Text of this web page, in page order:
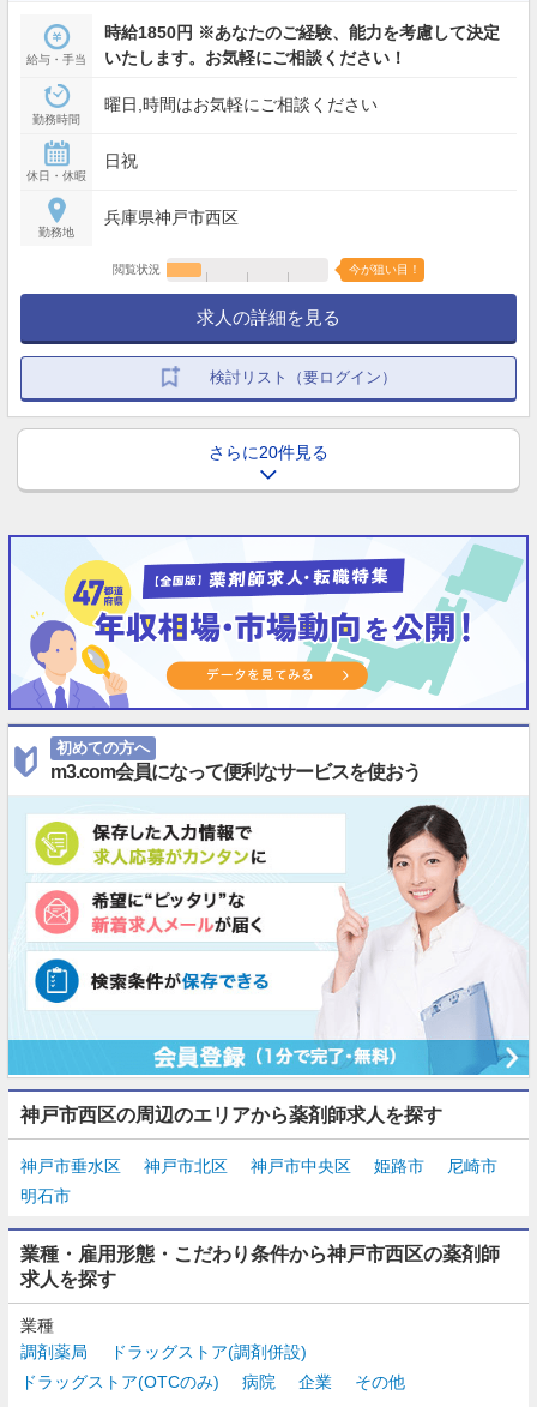
給与・手当
時給1850円 ※あなたのご経験、能力を考慮して決定
いたします。お気軽にご相談ください！
勤務時間
曜日,時間はお気軽にご相談ください
休日・休暇
日祝
勤務地
兵庫県神戸市西区
閲覧状況 今が狙い目！
求人の詳細を見る
検討リスト（要ログイン）
さらに20件見る
初めての方へ
m3.com会員になって便利なサービスを使おう
神戸市西区の周辺のエリアから薬剤師求人を探す
神戸市垂水区 神戸市北区 神戸市中央区 姫路市
尼崎市
明石市
業種・雇用形態・こだわり条件から神戸市西区の薬剤師
求人を探す
業種
調剤薬局
ドラッグストア(調剤併設)
ドラッグストア(OTCのみ)
病院 企業
その他